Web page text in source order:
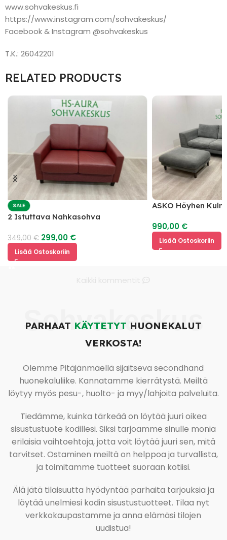
www.sohvakeskus.fi
https://www.instagram.com/sohvakeskus/
Facebook & Instagram @sohvakeskus
T.K.: 26042201
RELATED PRODUCTS
SALE
2 Istuttava Nahkasohva
349,00€ 299,00 €
Lisää Ostoskoriin
ASKO Höyhen
990,00 €
Lisää Ostoskoriin
Sohvakeskus
PARHAAT KÄYTETYT HUONEKALUT
VERKOSTA!
Olemme Pitäjänmäellä sijaitseva secondhand
huonekaluliike. Kannatamme kierrätystä. Meiltä
löytyy myös pesu-, huolto- ja myy/lahjoita palveluita.
Tiedämme, kuinka tärkeää on löytää juuri oikea
sisustustuote kodillesi. Siksi tarjoamme sinulle monia
erilaisia vaihtoehtoja, jotta voit löytää juuri sen, mitä
tarvitset. Ostaminen meiltä on helppoa ja turvallista,
ja toimitamme tuotteet suoraan kotiisi.
Älä jätä tilaisuutta hyödyntää parhaita tarjouksia ja
löytää unelmiesi kodin sisustustuotteet. Tilaa nyt
verkkokaupastamme ja anna elämäsi tilojen
uudistua!